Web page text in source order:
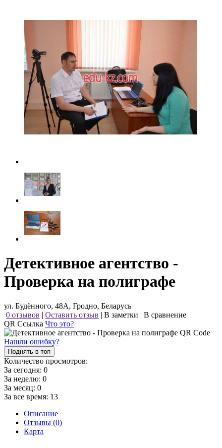
Детективное агентство -
Проверка на полиграфе
ул. Будённого, 48А, Гродно, Беларусь
0 отзывов | Оставить отзыв | В заметки | В сравнение
QR Ссылка Что это?
Нашли ошибку?
Поднять в топ
Количество просмотров:
За сегодня: 0
За неделю: 0
За месяц: 0
За все время: 13
Описание
Отзывы (0)
Карта